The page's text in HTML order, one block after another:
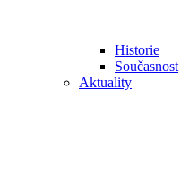
Historie
Současnost
Aktuality